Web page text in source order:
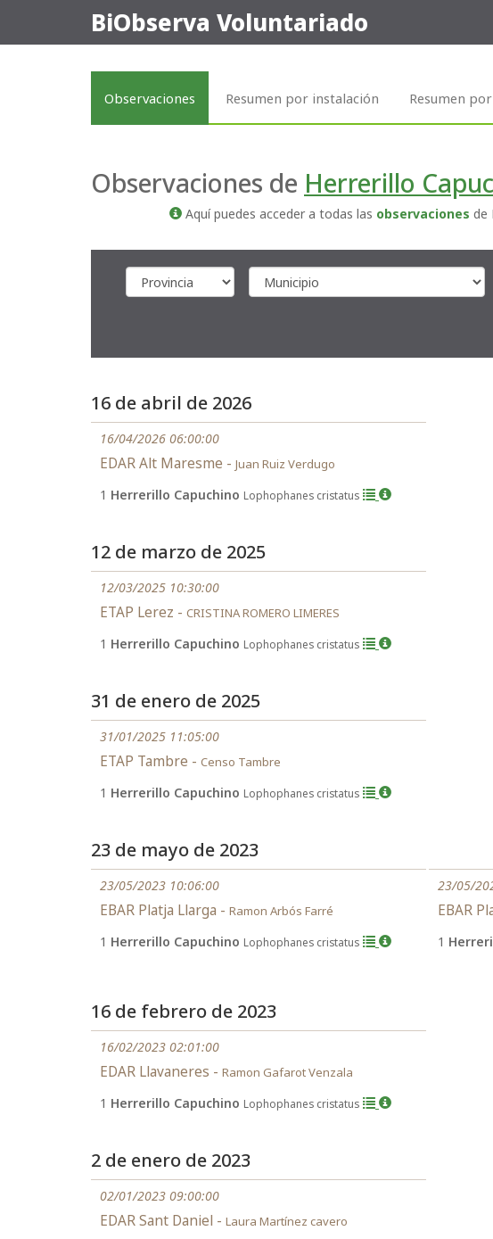
BiObserva Voluntariado
Observaciones Resumen por instalación Resumen
Observaciones de Herrerillo
Aquí puedes acceder a todas las observaciones de
16 de abril de 2026
16/04/2026 06:00:00
EDAR Alt Maresme - Juan Ruiz Verdugo
1 Herrerillo Capuchino Lophophanes cristatus
12 de marzo de 2025
12/03/2025 10:30:00
ETAP Lerez - CRISTINA ROMERO LIMERES
1 Herrerillo Capuchino Lophophanes cristatus
31 de enero de 2025
31/01/2025 11:05:00
ETAP Tambre - Censo Tambre
1 Herrerillo Capuchino Lophophanes cristatus
23 de mayo de 2023
23/05/2023 10:06:00
EBAR Platja Llarga - Ramon Arbós Farré
1 Herrerillo Capuchino Lophophanes cristatus
23/05/
EBAR
1
16 de febrero de 2023
16/02/2023 02:01:00
EDAR Llavaneres - Ramon Gafarot Venzala
1 Herrerillo Capuchino Lophophanes cristatus
2 de enero de 2023
02/01/2023 09:00:00
EDAR Sant Daniel - Laura Martínez cavero